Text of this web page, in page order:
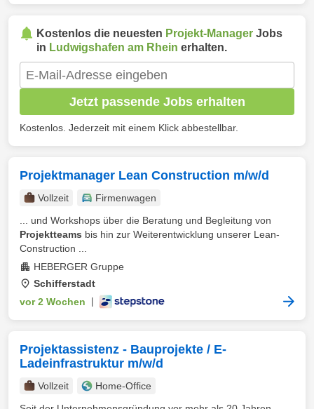
Kostenlos die neuesten Projekt-Manager Jobs
in Ludwigshafen am Rhein erhalten.
Jetzt passende Jobs erhalten
Kostenlos. Jederzeit mit einem Klick abbestellbar.
Projektmanager Lean Construction m/w/d
Vollzeit
Firmenwagen
... und Workshops über die Beratung und Begleitung von
Projektteams bis hin zur Weiterentwicklung unserer Lean-
Construction ...
HEBERGER Gruppe
Schifferstadt
vor 2 Wochen
Projektassistenz - Bauprojekte / E-
Ladeinfrastruktur m/w/d
Vollzeit
Home-Office